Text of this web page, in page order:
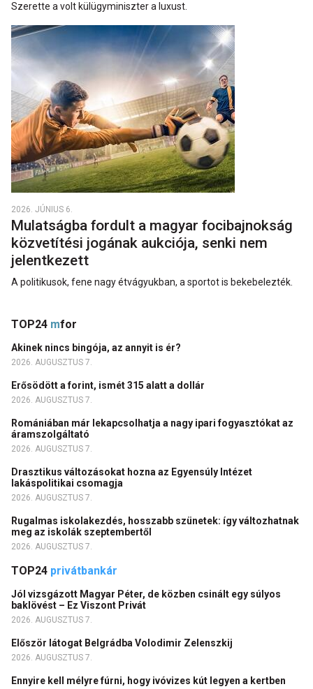
Szerette a volt külügyminiszter a luxust.
2026. JÚNIUS 6.
Mulatságba fordult a magyar focibajnokság
közvetítési jogának aukciója, senki nem
jelentkezett
A politikusok, fene nagy étvágyukban, a sportot is bekebelezték.
TOP24 mfor
Akinek nincs bingója, az annyit is ér?
2026. AUGUSZTUS 7.
Erősödött a forint, ismét 315 alatt a dollár
2026. AUGUSZTUS 7.
Romániában már lekapcsolhatja a nagy ipari fogyasztókat az
áramszolgáltató
2026. AUGUSZTUS 7.
Drasztikus változásokat hozna az Egyensúly Intézet
lakáspolitikai csomagja
2026. AUGUSZTUS 7.
Rugalmas iskolakezdés, hosszabb szünetek: így változhatnak
meg az iskolák szeptembertől
2026. AUGUSZTUS 7.
TOP24 privátbankár
Jól vizsgázott Magyar Péter, de közben csinált egy súlyos
baklövést – Ez Viszont Privát
2026. AUGUSZTUS 7.
Először látogat Belgrádba Volodimir Zelenszkij
2026. AUGUSZTUS 7.
Ennyire kell mélyre fúrni, hogy ivóvizes kút legyen a kertben